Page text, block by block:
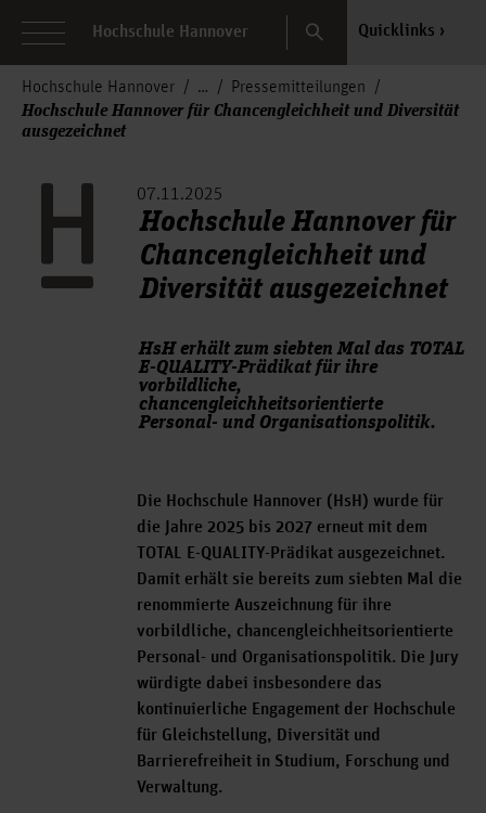
Hochschule Hannover Search Quicklinks
Hochschule Hannover Pressemitteilungen
Hochschule Hannover für Chancengleichheit und Diversität
ausgezeichnet
07.11.2025
Hochschule Hannover für
Chancengleichheit und
Diversität ausgezeichnet
HsH erhält zum siebten Mal das TOTAL
E-QUALITY-Prädikat für ihre
vorbildliche,
chancengleichheitsorientierte
Personal- und Organisationspolitik.
Die Hochschule Hannover (HsH) wurde für
die Jahre 2025 bis 2027 erneut mit dem
TOTAL E-QUALITY-Prädikat ausgezeichnet.
Damit erhält sie bereits zum siebten Mal die
renommierte Auszeichnung für ihre
vorbildliche, chancengleichheitsorientierte
Personal- und Organisationspolitik. Die Jury
würdigte dabei insbesondere das
kontinuierliche Engagement der Hochschule
für Gleichstellung, Diversität und
Barrierefreiheit in Studium, Forschung und
Verwaltung.